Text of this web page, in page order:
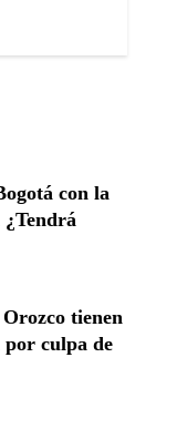
con la
tienen
por culpa de